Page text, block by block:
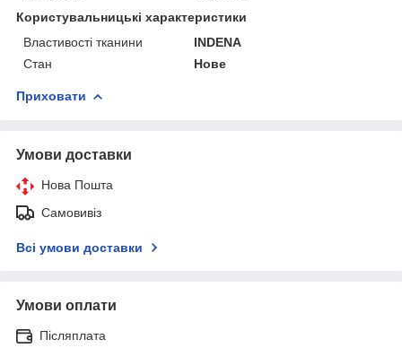
Користувальницькі характеристики
Властивості тканини
INDENA
Стан
Нове
Приховати
Умови доставки
Нова Пошта
Самовивіз
Всі умови доставки
Умови оплати
Післяплата